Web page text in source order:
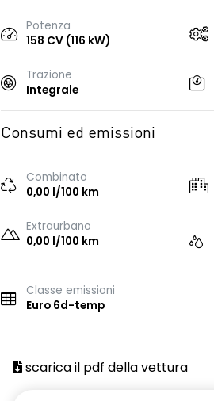
Potenza
158 CV (116 kW)
Trazione
Integrale
Consumi ed emissioni
Combinato
0,00 l/100 km
Extraurbano
0,00 l/100 km
Classe emissioni
Euro 6d-temp
scarica il pdf della vettura